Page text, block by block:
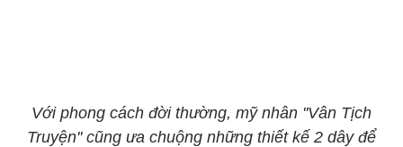
Với phong cách đời thường, mỹ nhân ''Vân Tịch
Truyện'' cũng ưa chuộng những thiết kế 2 dây để